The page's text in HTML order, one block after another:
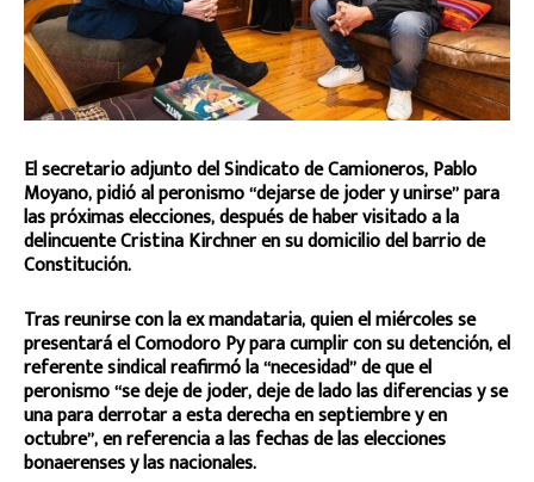
El secretario adjunto del Sindicato de Camioneros, Pablo
Moyano, pidió al peronismo “dejarse de joder y unirse” para
las próximas elecciones, después de haber visitado a la
delincuente Cristina Kirchner en su domicilio del barrio de
Constitución.
Tras reunirse con la ex mandataria, quien el miércoles se
presentará el Comodoro Py para cumplir con su detención, el
referente sindical reafirmó la “necesidad” de que el
peronismo “se deje de joder, deje de lado las diferencias y se
una para derrotar a esta derecha en septiembre y en
octubre”, en referencia a las fechas de las elecciones
bonaerenses y las nacionales.